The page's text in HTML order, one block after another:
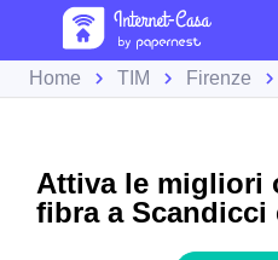
Home TIM Firenze